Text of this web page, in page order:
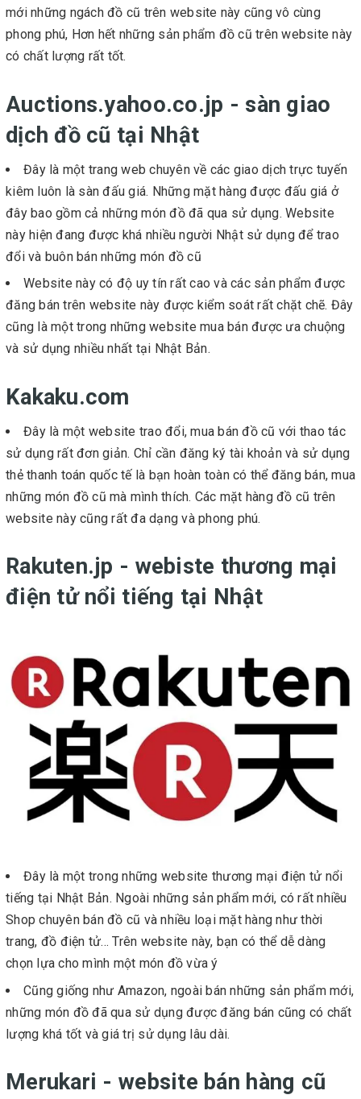
mới những ngách đồ cũ trên website này cũng vô cùng
phong phú, Hơn hết những sản phẩm đồ cũ trên website này
có chất lượng rất tốt.
Auctions.yahoo.co.jp - sàn giao
dịch đồ cũ tại Nhật
Đây là một trang web chuyên về các giao dịch trực tuyến
kiêm luôn là sàn đấu giá. Những mặt hàng được đấu giá ở
đây bao gồm cả những món đồ đã qua sử dụng. Website
này hiện đang được khá nhiều người Nhật sử dụng để trao
đổi và buôn bán những món đồ cũ
Website này có độ uy tín rất cao và các sản phẩm được
đăng bán trên website này được kiểm soát rất chặt chẽ. Đây
cũng là một trong những website mua bán được ưa chuộng
và sử dụng nhiều nhất tại Nhật Bản.
Kakaku.com
Đây là một website trao đổi, mua bán đồ cũ với thao tác
sử dụng rất đơn giản. Chỉ cần đăng ký tài khoản và sử dụng
thẻ thanh toán quốc tế là bạn hoàn toàn có thể đăng bán, mua
những món đồ cũ mà mình thích. Các mặt hàng đồ cũ trên
website này cũng rất đa dạng và phong phú.
Rakuten.jp - webiste thương mại
điện tử nổi tiếng tại Nhật
Đây là một trong những website thương mại điện tử nổi
tiếng tại Nhật Bản. Ngoài những sản phẩm mới, có rất nhiều
Shop chuyên bán đồ cũ và nhiều loại mặt hàng như thời
trang, đồ điện tử... Trên website này, bạn có thể dễ dàng
chọn lựa cho mình một món đồ vừa ý
Cũng giống như Amazon, ngoài bán những sản phẩm mới,
những món đồ đã qua sử dụng được đăng bán cũng có chất
lượng khá tốt và giá trị sử dụng lâu dài.
Merukari - website bán hàng cũ